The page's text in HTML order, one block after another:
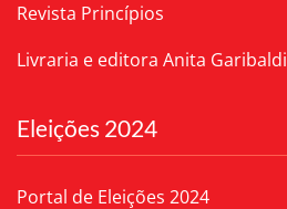
Revista Princípios
Livraria e editora Anita Garibaldi
Eleições 2024
Portal de Eleições 2024